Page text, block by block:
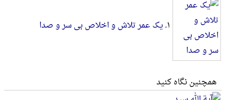
۱. یک عمر تلاش و اخلاص بی سر و صدا
همچنین نگاه کنید